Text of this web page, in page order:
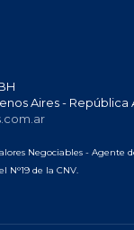
Aires - República
Negociables - Agente
N°19 de la CNV.